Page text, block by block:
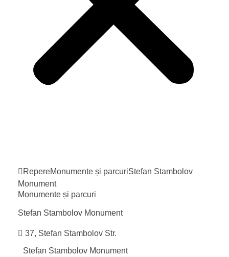
RepereMonumente și parcuriStefan Stambolov
Monument
Monumente și parcuri
Stefan Stambolov Monument
37, Stefan Stambolov Str.
Stefan Stambolov Monument